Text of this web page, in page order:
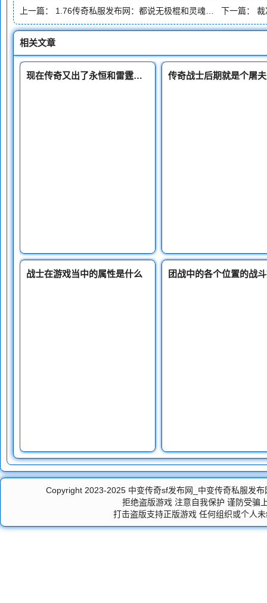
上一篇： 1.76传奇私服发布网：都说无极棍和灵魂战衣最配其实这三把兵器也很搭 下一篇： 裁
相关文章
现在传奇又出了永恒和雷霆又要出新区
战士在游戏当中的属性是什么 团战中的各个位置的战
Copyright 2023-2025 中变传奇sf发布网_中变传奇私服发
拒绝盗版游戏 注意自我保护 谨防受骗
打击盗版支持正版游戏 任何组织或个人